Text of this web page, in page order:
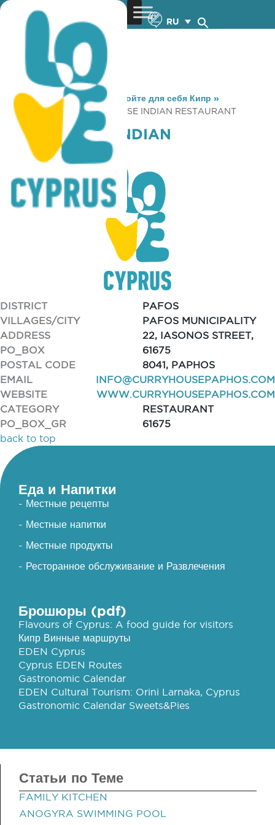
RU
You are here: Home »Откройте для себя Кипр »
Gastronomy
» CURRY HOUSE INDIAN RESTAURANT
CURRY HOUSE INDIAN
RESTAURANT
DISTRICT
PAFOS
VILLAGES/CITY
PAFOS MUNICIPALITY
ADDRESS
22, IASONOS STREET,
PO_BOX
61675
POSTAL CODE
8041, PAPHOS
EMAIL
INFO@CURRYHOUSEPAPHOS.COM
WEBSITE
WWW.CURRYHOUSEPAPHOS.COM
CATEGORY
RESTAURANT
PO_BOX_GR
61675
back to top
Еда и Напитки
- Местные рецепты
- Местные напитки
- Местные продукты
- Ресторанное обслуживание и Развлечения
Брошюры (pdf)
Flavours of Cyprus: A food guide for visitors
Кипр Винные маршруты
EDEN Cyprus
Cyprus EDEN Routes
Gastronomic Calendar
EDEN Cultural Tourism: Orini Larnaka, Cyprus
Gastronomic Calendar Sweets&Pies
Статьи по Теме
FAMILY KITCHEN
ANOGYRA SWIMMING POOL